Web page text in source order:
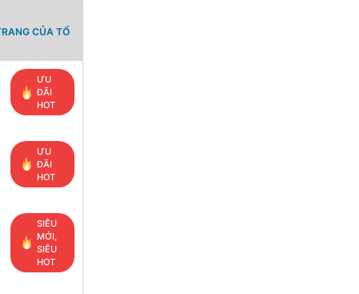
CỦA TỔ
ƯU
ĐÃI
HOT
ƯU
ĐÃI
HOT
SIÊU
MỚI,
SIÊU
HOT